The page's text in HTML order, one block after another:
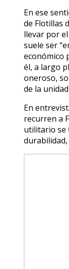
En ese
de Flotillas
llevar por
suele ser
económico
él, a largo
oneroso,
de la
En
recurren a
utilitario se
durabilidad,